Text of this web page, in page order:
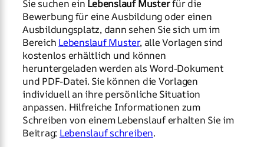
Sie suchen ein Lebenslauf Musterfür die
Bewerbung für eine Ausbildung oder einen
Ausbildungsplatz, dann sehen Sie sich um im
Bereich Lebenslauf Muster, alle Vorlagen sind
kostenlos erhältlich und können
heruntergeladen werden als Word-Dokument
und PDF-Datei. Sie können die Vorlagen
individuell an ihre persönliche Situation
anpassen. Hilfreiche Informationen zum
Schreiben von einem Lebenslauf erhalten Sie im
Beitrag: Lebenslauf schreiben.